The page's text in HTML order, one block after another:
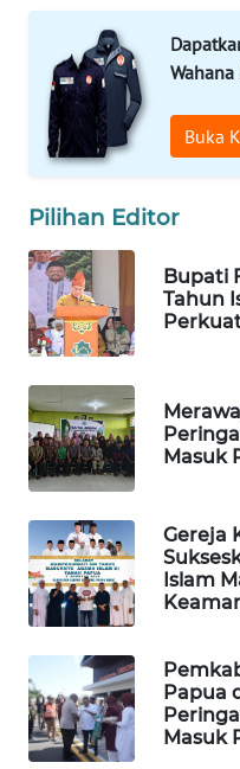
Buka
Pilihan Editor
Bupati
Tahun
Masuk
Gereja
Islam
Papua
Masuk
KONSUMEN
LISTRIK
MASYARAKAT
KELISTRIKAN
WALINKI
MAWAKA
ID
MARTABAT
NET
PLN
WATCH
MKLI
LPKKI
KOPEKLIN